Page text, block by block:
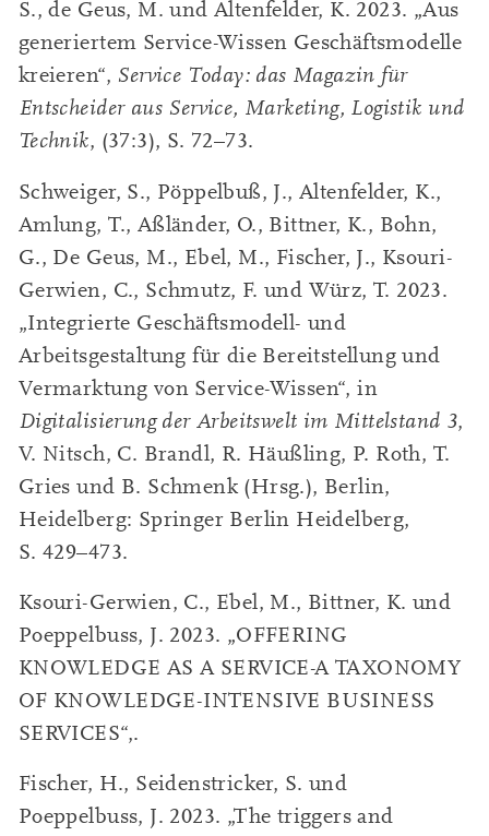
S., de Geus, M. und Altenfelder, K. 2023. „Aus
generiertem Service-Wissen Geschäftsmodelle
kreieren“, Service Today: das Magazin für
Entscheider aus Service, Marketing, Logistik und
Technik, (37:3), S. 72–73.
Schweiger, S., Pöppelbuß, J., Altenfelder, K.,
Amlung, T., Aßländer, O., Bittner, K., Bohn,
G., De Geus, M., Ebel, M., Fischer, J., Ksouri-
Gerwien, C., Schmutz, F. und Würz, T. 2023.
„Integrierte Geschäftsmodell- und
Arbeitsgestaltung für die Bereitstellung und
Vermarktung von Service-Wissen“, in
Digitalisierung der Arbeitswelt im Mittelstand 3,
V. Nitsch, C. Brandl, R. Häußling, P. Roth, T.
Gries und B. Schmenk (Hrsg.), Berlin,
Heidelberg: Springer Berlin Heidelberg,
S. 429–473.
Ksouri-Gerwien, C., Ebel, M., Bittner, K. und
Poeppelbuss, J. 2023. „OFFERING
KNOWLEDGE AS A SERVICE-A TAXONOMY
OF KNOWLEDGE-INTENSIVE BUSINESS
SERVICES“,.
Fischer, H., Seidenstricker, S. und
Poeppelbuss, J. 2023. „The triggers and